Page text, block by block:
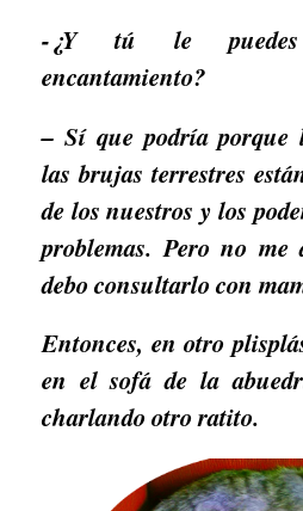
-¿Y tú le
encantamiento?
– Sí que podría porque
las brujas terrestres
de los nuestros y los
problemas. Pero no me
debo consultarlo con
Entonces, en otro
en el sofá de la
charlando otro ratito.